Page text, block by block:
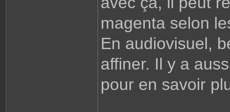
magenta selon
En audiovisuel,
affiner. Il y a
pour en savoir